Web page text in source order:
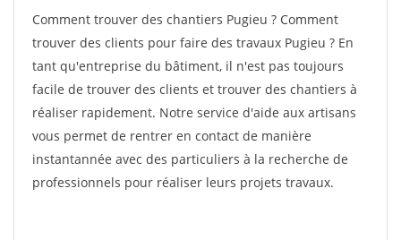
Comment trouver des chantiers Pugieu ? Comment
trouver des clients pour faire des travaux Pugieu ? En
tant qu'entreprise du bâtiment, il n'est pas toujours
facile de trouver des clients et trouver des chantiers à
réaliser rapidement. Notre service d'aide aux artisans
vous permet de rentrer en contact de manière
instantannée avec des particuliers à la recherche de
professionnels pour réaliser leurs projets travaux.